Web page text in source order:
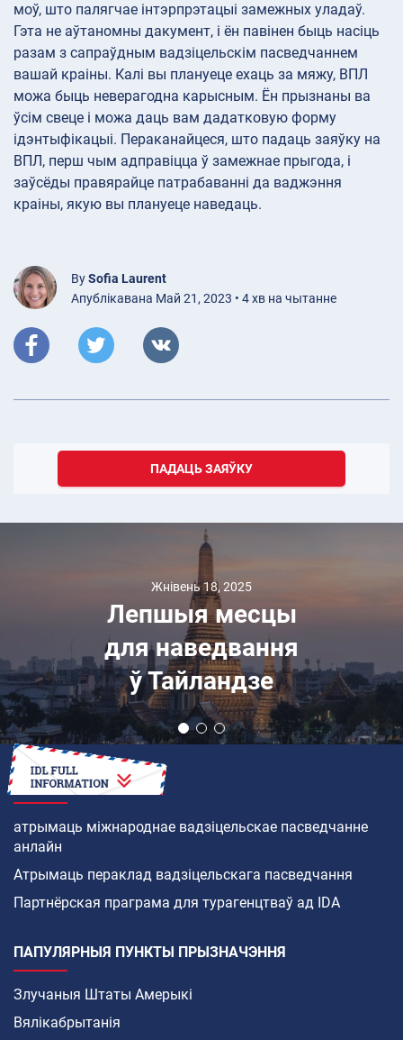
моў, што палягчае інтэрпрэтацыі замежных уладаў.
Гэта не аўтаномны дакумент, і ён павінен быць насіць
разам з сапраўдным вадзіцельскім пасведчаннем
вашай краіны. Калі вы плануеце ехаць за мяжу, ВПЛ
можа быць неверагодна карысным. Ён прызнаны ва
ўсім свеце і можа даць вам дадатковую форму
ідэнтыфікацыі. Пераканайцеся, што падаць заяўку на
ВПЛ, перш чым адправіцца ў замежнае прыгода, і
заўсёды правярайце патрабаванні да ваджэння
краіны, якую вы плануеце наведаць.
BySofia Laurent
Апублікавана Май 21, 2023 • 4 хв на чытанне
ПАДАЦЬ ЗАЯЎКУ
Жнівень 18, 2025
Лепшыя месцы
для наведвання
ў Тайландзе
ЯК
атрымаць міжнароднае вадзіцельскае пасведчанне
анлайн
Атрымаць пераклад вадзіцельскага пасведчання
Партнёрская праграма для турагенцтваў ад IDA
ПАПУЛЯРНЫЯ ПУНКТЫ ПРЫЗНАЧЭННЯ
Злучаныя Штаты Амерыкі
Вялікабрытанія